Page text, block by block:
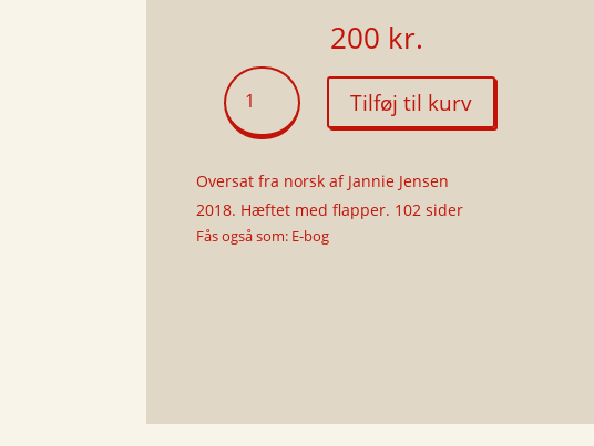
200 kr.
Jeg
har
endnu
set
verden
antal
Tilføj til kurv
Oversat fra norsk af Jannie Jensen
2018. Hæftet med flapper. 102 sider
Fås også som: E-bog